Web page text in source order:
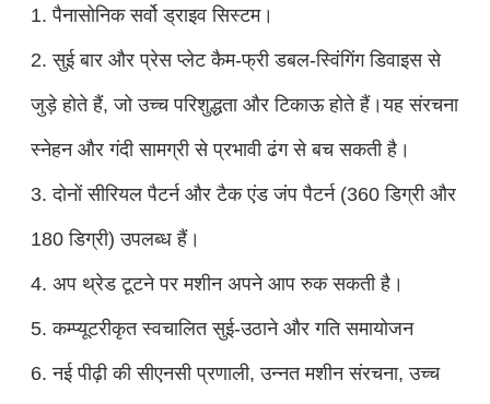
1. पैनासोनिक सर्वो ड्राइव सिस्टम।
2. सुई बार और प्रेस प्लेट कैम-फ्री डबल-स्विंगिंग डिवाइस से
जुड़े होते हैं, जो उच्च परिशुद्धता और टिकाऊ होते हैं।यह संरचना
स्नेहन और गंदी सामग्री से प्रभावी ढंग से बच सकती है।
3. दोनों सीरियल पैटर्न और टैक एंड जंप पैटर्न (360 डिग्री और
180 डिग्री) उपलब्ध हैं।
4. अप थ्रेड टूटने पर मशीन अपने आप रुक सकती है।
5. कम्प्यूटरीकृत स्वचालित सुई-उठाने और गति समायोजन
6. नई पीढ़ी की सीएनसी प्रणाली, उन्नत मशीन संरचना, उच्च